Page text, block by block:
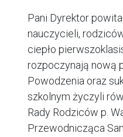
Pani Dyrektor
nauczycieli,
ciepło
rozpoczynają nową
Powodzenia oraz
szkolnym życzyli
Rady Rodziców p.
Przewodnicząca